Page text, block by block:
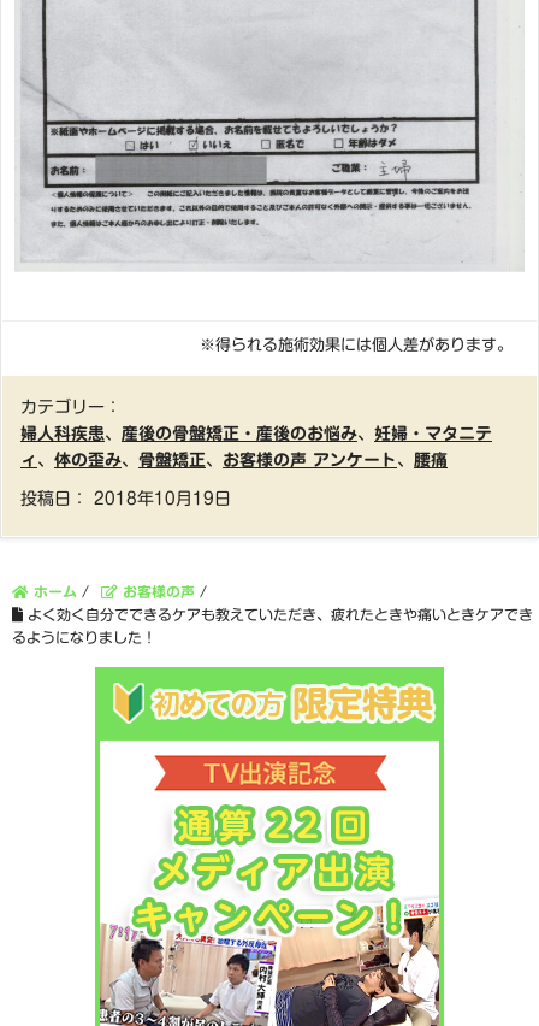
※得られる施術効果には個人差があります。
カテゴリー：
婦人科疾患、 産後の骨盤矯正・産後のお悩み、 妊婦・マタニテ
ィ 、 体の歪み、 骨盤矯正、 お客様の声 アンケート 、 腰痛
投稿日： 2018年10月19日
ホーム / お客様の声 /
よく効く自分でできるケアも教えていただき、疲れたときや痛いときケアでき
るようになりました！